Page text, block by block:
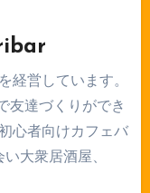
経営しています。
友達づくりができ
心者向けカフェバ
大衆居酒屋、